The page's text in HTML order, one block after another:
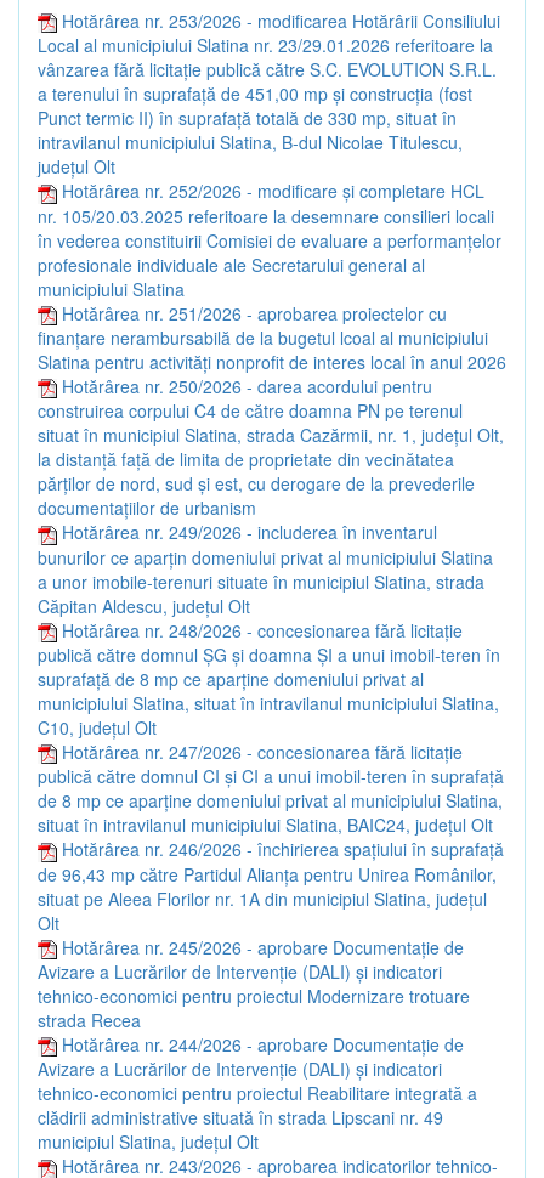
Hotărârea nr. 253/2026 - modificarea Hotărârii Consiliului
Local al municipiului Slatina nr. 23/29.01.2026 referitoare la
vânzarea fără licitație publică către S.C. EVOLUTION S.R.L.
a terenului în suprafață de 451,00 mp și construcția (fost
Punct termic II) în suprafață totală de 330 mp, situat în
intravilanul municipiului Slatina, B-dul Nicolae Titulescu,
județul Olt
Hotărârea nr. 252/2026 - modificare și completare HCL
nr. 105/20.03.2025 referitoare la desemnare consilieri locali
în vederea constituirii Comisiei de evaluare a performanțelor
profesionale individuale ale Secretarului general al
municipiului Slatina
Hotărârea nr. 251/2026 - aprobarea proiectelor cu
finanțare nerambursabilă de la bugetul lcoal al municipiului
Slatina pentru activități nonprofit de interes local în anul 2026
Hotărârea nr. 250/2026 - darea acordului pentru
construirea corpului C4 de către doamna PN pe terenul
situat în municipiul Slatina, strada Cazărmii, nr. 1, județul Olt,
la distanță față de limita de proprietate din vecinătatea
părților de nord, sud și est, cu derogare de la prevederile
documentațiilor de urbanism
Hotărârea nr. 249/2026 - includerea în inventarul
bunurilor ce aparțin domeniului privat al municipiului Slatina
a unor imobile-terenuri situate în municipiul Slatina, strada
Căpitan Aldescu, județul Olt
Hotărârea nr. 248/2026 - concesionarea fără licitație
publică către domnul ȘG și doamna ȘI a unui imobil-teren în
suprafață de 8 mp ce aparține domeniului privat al
municipiului Slatina, situat în intravilanul municipiului Slatina,
C10, județul Olt
Hotărârea nr. 247/2026 - concesionarea fără licitație
publică către domnul CI și CI a unui imobil-teren în suprafață
de 8 mp ce aparține domeniului privat al municipiului Slatina,
situat în intravilanul municipiului Slatina, BAIC24, județul Olt
Hotărârea nr. 246/2026 - închirierea spațiului în suprafață
de 96,43 mp către Partidul Alianța pentru Unirea Românilor,
situat pe Aleea Florilor nr. 1A din municipiul Slatina, județul
Olt
Hotărârea nr. 245/2026 - aprobare Documentație de
Avizare a Lucrărilor de Intervenție (DALI) și indicatori
tehnico-economici pentru proiectul Modernizare trotuare
strada Recea
Hotărârea nr. 244/2026 - aprobare Documentație de
Avizare a Lucrărilor de Intervenție (DALI) și indicatori
tehnico-economici pentru proiectul Reabilitare integrată a
clădirii administrative situată în strada Lipscani nr. 49
municipiul Slatina, județul Olt
Hotărârea nr. 243/2026 - aprobarea indicatorilor tehnico-